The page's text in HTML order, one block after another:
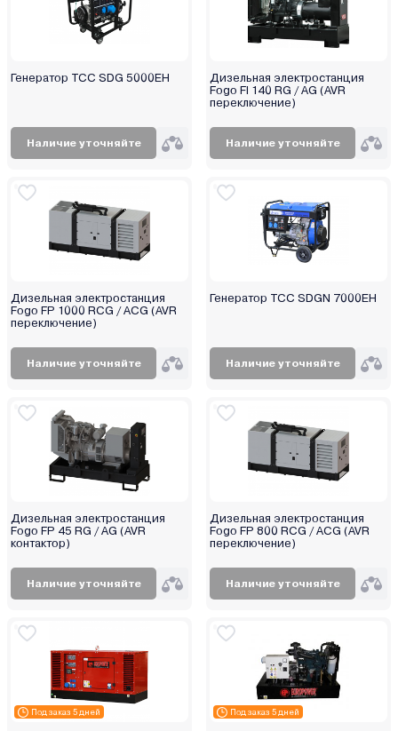
EuroPower
EVOline
Firman
FogoEnergy
Forsage
Geko
Genmac
Hammer
Hanskonner
Helmut
HND
Honda (Хонда)
Husqvarna (Хускварна)
Huter
Impakt
Kabin
Kirk
Kolner
Korona
Генератор TCC SDG 5000EH
Наличие уточняйте
Дизельная электростанция
Fogo FI 140 RG / AG (AVR
переключение)
Наличие уточняйте
Дизельная электростанция
Fogo FP 1000 RCG / ACG (AVR
переключение)
Наличие уточняйте
Генератор ТСС SDGN 7000EH
Наличие уточняйте
Дизельная электростанция
Fogo FP 45 RG / AG (AVR
контактор)
Наличие уточняйте
Дизельная электростанция
Fogo FP 800 RCG / ACG (AVR
переключение)
Наличие уточняйте
Под заказ 5 дней Под заказ 5 дней